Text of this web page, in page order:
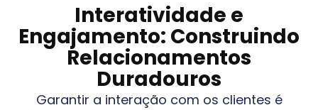
Interatividade e
Engajamento: Construindo
Relacionamentos
Duradouros
Garantir a interação com os clientes é